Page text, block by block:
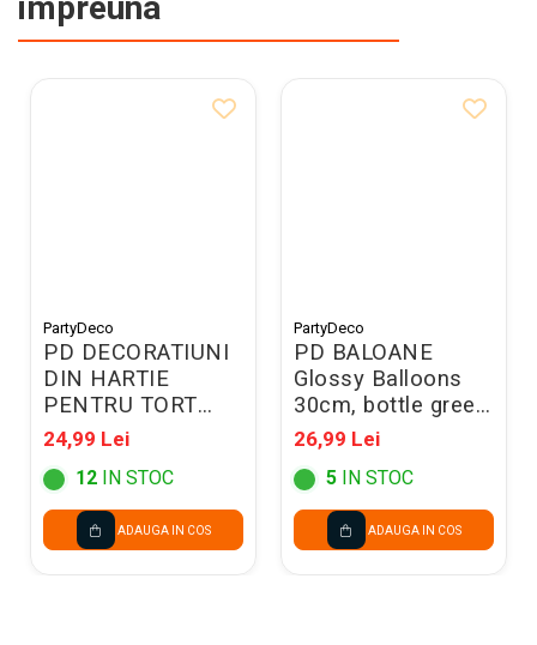
impreuna
PartyDeco
PD DECORATIUNI
DIN HARTIE
PENTRU TORT
Tissue paper,
23cm, mix DB7
24,99 Lei
12 IN STOC
ADAUGA IN COS
PartyDeco
PD BALOANE
Glossy Balloons
30cm, bottle green
10/SET CHB1-
012B-10
26,99 Lei
5 IN STOC
ADAUGA IN COS